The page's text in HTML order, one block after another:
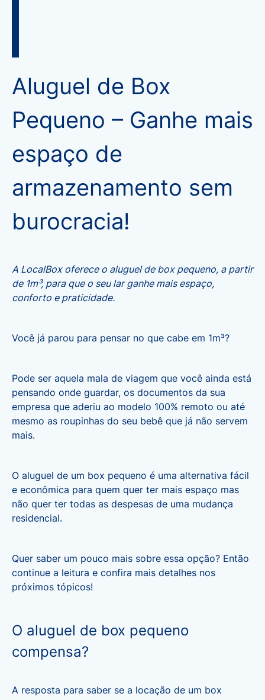
Aluguel de Box
Pequeno – Ganhe mais
espaço de
armazenamento sem
burocracia!
A LocalBox oferece o aluguel de box pequeno, a partir
de 1m³, para que o seu lar ganhe mais espaço,
conforto e praticidade.
Você já parou para pensar no que cabe em 1m³?
Pode ser aquela mala de viagem que você ainda está
pensando onde guardar, os documentos da sua
empresa que aderiu ao modelo 100% remoto ou até
mesmo as roupinhas do seu bebê que já não servem
mais.
O aluguel de um box pequeno é uma alternativa fácil
e econômica para quem quer ter mais espaço mas
não quer ter todas as despesas de uma mudança
residencial.
Quer saber um pouco mais sobre essa opção? Então
continue a leitura e confira mais detalhes nos
próximos tópicos!
O aluguel de box pequeno
compensa?
A resposta para saber se a locação de um box